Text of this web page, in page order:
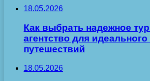
18.05.2026
Как выбрать надежное
агентство для
путешествий
18.05.2026